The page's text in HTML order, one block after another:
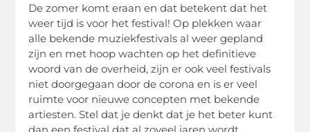
De zomer komt eraan en dat betekent dat het
weer tijd is voor het festival! Op plekken waar
alle bekende muziekfestivals al weer gepland
zijn en met hoop wachten op het definitieve
woord van de overheid, zijn er ook veel festivals
niet doorgegaan door de corona en is er veel
ruimte voor nieuwe concepten met bekende
artiesten. Stel dat je denkt dat je het beter kunt